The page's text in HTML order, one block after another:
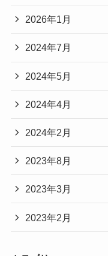
2026年1月
2024年7月
2024年5月
2024年4月
2024年2月
2023年8月
2023年3月
2023年2月